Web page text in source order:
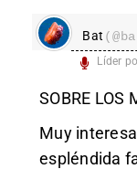
Bat
Líder
SOBRE LOS
Muy
espléndida